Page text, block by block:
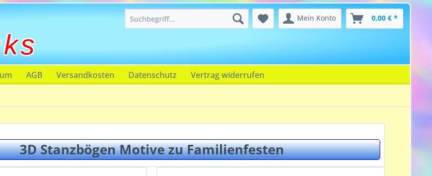
Mein Konto 0,00 € *
AGB Versandkosten Datenschutz Vertrag widerrufen
3D Stanzbögen Motive zu Familienfesten